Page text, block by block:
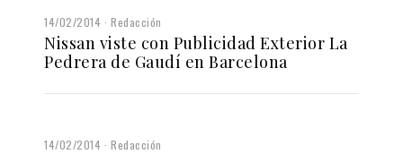
14/02/2014 Redacción
Nissan viste con Publicidad Exterior La
Pedrera de Gaudí en Barcelona
14/02/2014 Redacción